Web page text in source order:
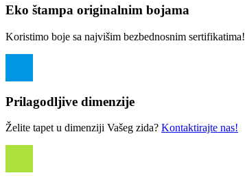
Eko štampa originalnim bojama
Koristimo boje sa najvišim bezbednosnim sertifikatima!
Prilagodljive dimenzije
Želite tapet u dimenziji Vašeg zida? Kontaktirajte nas!